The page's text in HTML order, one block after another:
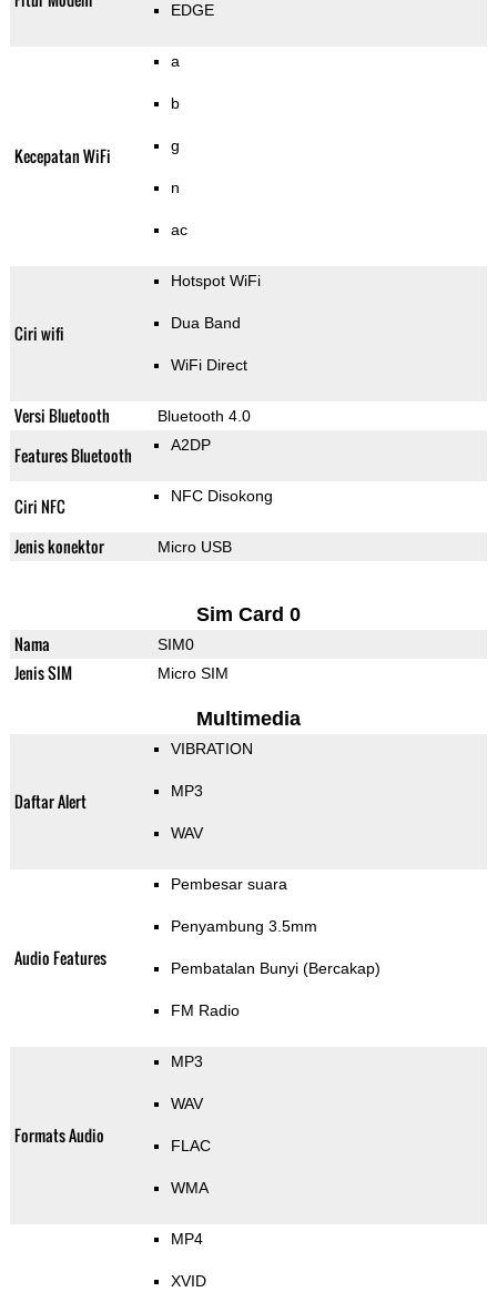
EDGE
Kecepatan WiFi
a
b
g
n
ac
Ciri wifi
Hotspot WiFi
Dua Band
WiFi Direct
Versi Bluetooth Bluetooth 4.0
Features Bluetooth A2DP
Ciri NFC NFC Disokong
Jenis konektor Micro USB
Sim Card 0
Nama SIM0
Jenis SIM Micro SIM
Multimedia
Daftar Alert
VIBRATION
MP3
WAV
Audio Features
Pembesar suara
Penyambung 3.5mm
Pembatalan Bunyi (Bercakap)
FM Radio
Formats Audio
MP3
WAV
FLAC
WMA
MP4
XVID